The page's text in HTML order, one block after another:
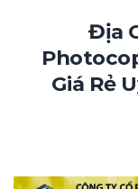
Địa
Giá Rẻ